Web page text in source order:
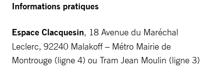
Informations pratiques
Espace Clacquesin, 18 Avenue du Maréchal
Leclerc, 92240 Malakoff – Métro Mairie de
Montrouge (ligne 4) ou Tram Jean Moulin (ligne 3)